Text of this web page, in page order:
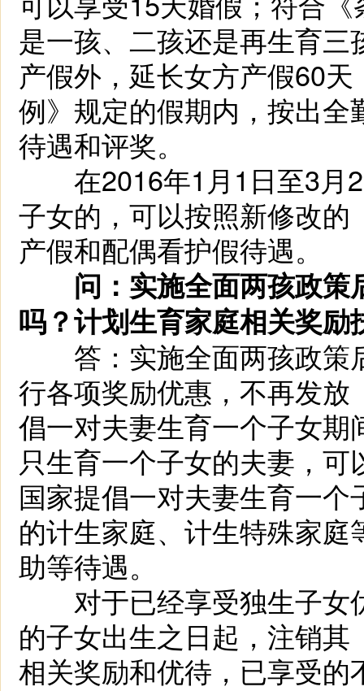
是一孩、二孩还是再生育
产假外，延长女方产假60
例》规定的假期内，按出
待遇和评奖。
在2016年1月1日至3月
子女的，可以按照新修改
产假和配偶看护假待遇。
问：实施全面两孩政策
吗？计划生育家庭相关奖
答：实施全面两孩政策
行各项奖励优惠，不再发
倡一对夫妻生育一个子女
只生育一个子女的夫妻，
国家提倡一对夫妻生育一
的计生家庭、计生特殊家
助等待遇。
对于已经享受独生子女
的子女出生之日起，注销
相关奖励和优待，已享受的